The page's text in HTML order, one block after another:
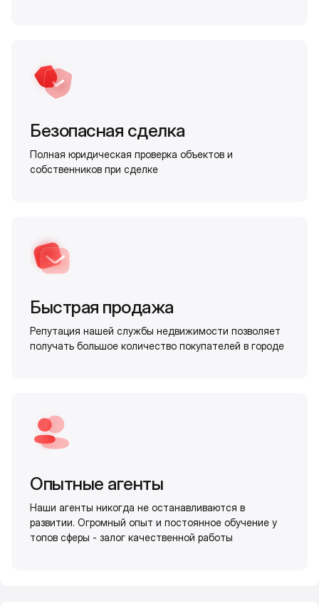
Безопасная сделка
Полная юридическая проверка объектов и
собственников при сделке
Быстрая продажа
Репутация нашей службы недвижимости позволяет
получать большое количество покупателей в городе
Опытные агенты
Наши агенты никогда не останавливаются в
развитии. Огромный опыт и постоянное обучение у
топов сферы - залог качественной работы